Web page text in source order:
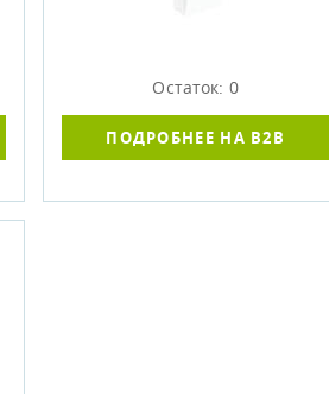
Остаток: 0
ПОДРОБНЕЕ НА B2B